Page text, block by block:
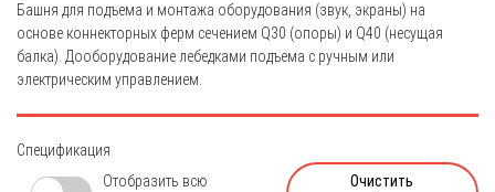
Башня для подъема и монтажа оборудования (звук, экраны) на
основе коннекторных ферм сечением Q30 (опоры) и Q40 (несущая
балка). Дооборудование лебедками подъема с ручным или
электрическим управлением.
Спецификация
Отобразить всю
Очистить